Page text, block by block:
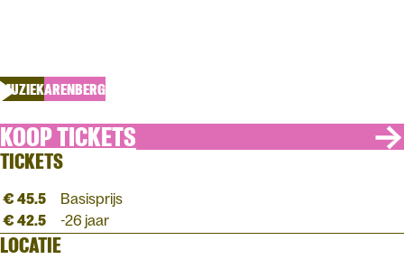
MUZIEKARENBERG
KOOP TICKETS
TICKETS
€ 45.5
Basisprijs
€ 42.5
-26 jaar
LOCATIE